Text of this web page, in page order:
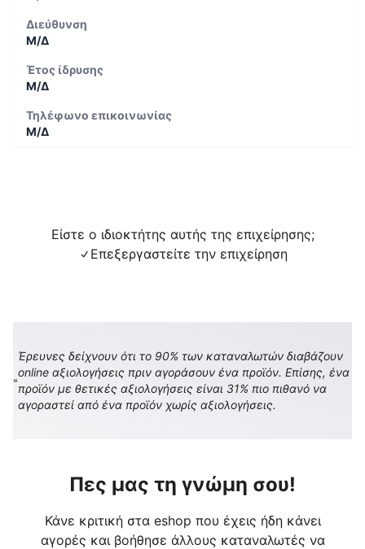
Διεύθυνση
Μ/Δ
Έτος ίδρυσης
Μ/Δ
Τηλέφωνο επικοινωνίας
Μ/Δ
Είστε ο ιδιοκτήτης αυτής της επιχείρησης;
Επεξεργαστείτε την επιχείρηση
Έρευνες δείχνουν ότι το 90% των καταναλωτών διαβάζουν
online αξιολογήσεις πριν αγοράσουν ένα προϊόν. Επίσης, ένα
προϊόν με θετικές αξιολογήσεις είναι 31% πιο πιθανό να
αγοραστεί από ένα προϊόν χωρίς αξιολογήσεις.
Πες μας τη γνώμη σου!
Κάνε κριτική στα eshop που έχεις ήδη κάνει
αγορές και βοήθησε άλλους καταναλωτές να